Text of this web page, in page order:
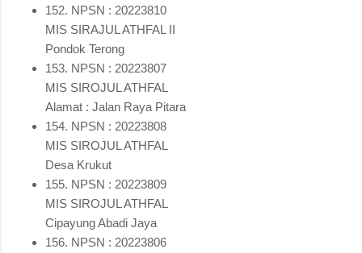
152. NPSN : 20223810
MIS SIRAJUL ATHFAL II
Pondok Terong
153. NPSN : 20223807
MIS SIROJUL ATHFAL
Alamat : Jalan Raya Pitara
154. NPSN : 20223808
MIS SIROJUL ATHFAL
Desa Krukut
155. NPSN : 20223809
MIS SIROJUL ATHFAL
Cipayung Abadi Jaya
156. NPSN : 20223806